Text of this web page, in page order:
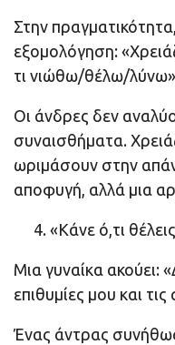
Στην πραγματικότητα,
εξομολόγηση:
τι νιώθω/θέλω/
Οι άνδρες δεν
συναισθήματα.
ωριμάσουν στην
αποφυγή, αλλά μια
«Κάνε ό,τι
Μια γυναίκα ακούει:
επιθυμίες μου και
Ένας άντρας